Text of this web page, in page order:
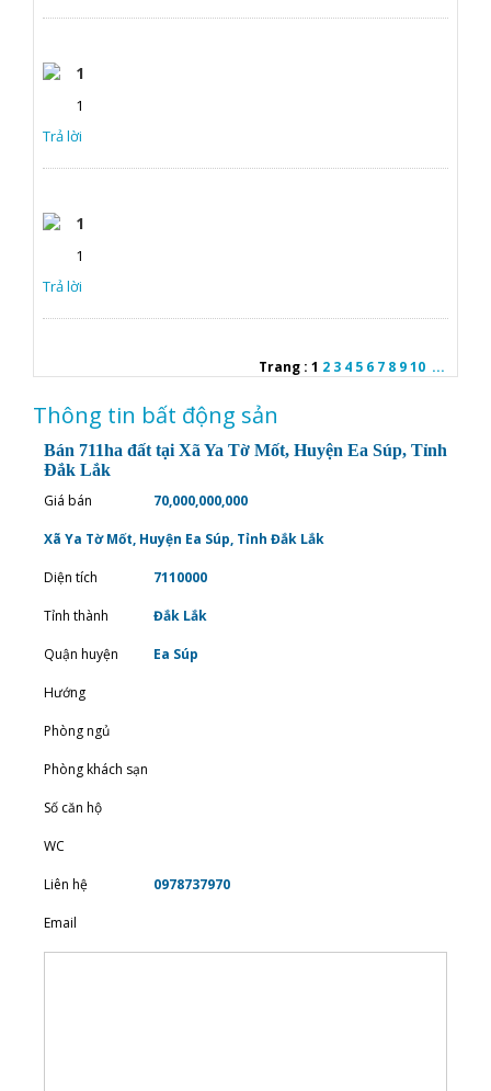
1
1
Trả lời
1
1
Trả lời
Trang : 1 2 3 4 5 6 7 8 910 ...
Thông tin bất động sản
Bán 711ha đất tại Xã Ya Tờ Mốt, Huyện Ea Súp, Tỉnh
Đắk Lắk
Giá bán
70,000,000,000
Xã Ya Tờ Mốt, Huyện Ea Súp, Tỉnh Đắk Lắk
Diện tích 7110000
Tỉnh thành Đắk Lắk
Quận huyện Ea Súp
Hướng
Phòng ngủ
Phòng khách sạn
Số căn hộ
WC
Liên hệ 0978737970
Email